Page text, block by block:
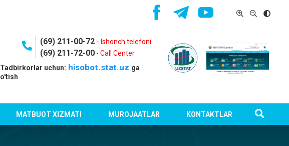
(69) 211-00-72 - Ishonch telefoni
(69) 211-72-00- Call Center
Tadbirkorlar uchun: hisobot.stat.uz ga
o'tish
MATBUOT XIZMATI MUROJAATLAR KONTAKTLAR